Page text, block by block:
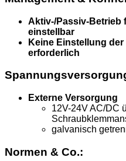
Aktiv-/Passiv-Betrieb
einstellbar
Keine Einstellung
erforderlich
Externe Versorgung
12V-24V AC/DC
galvanisch
Normen & Co.: